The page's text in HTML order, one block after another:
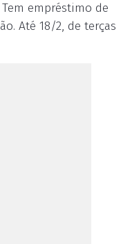
empréstimo de
Até 18/2, de terças